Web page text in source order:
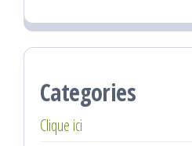
Categories
Clique ici